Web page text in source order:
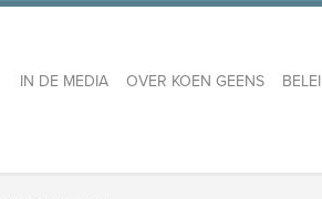
IN DE MEDIA OVER KOEN GEENS